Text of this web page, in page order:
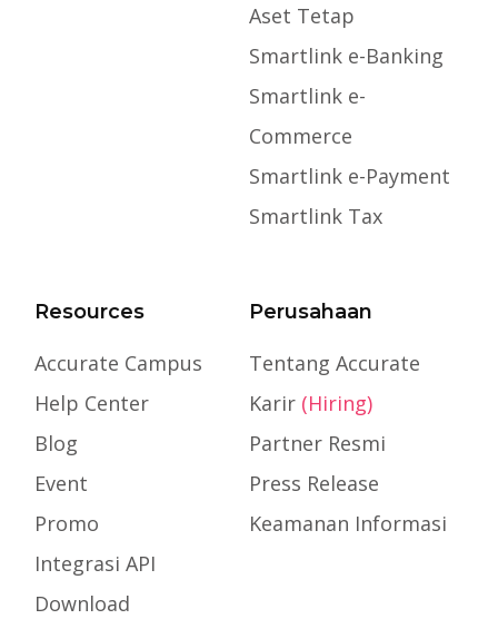
Aset Tetap
Smartlink e-Banking
Smartlink e-
Commerce
Smartlink e-Payment
Smartlink Tax
Resources
Accurate Campus
Help Center
Blog
Event
Promo
Integrasi API
Download
Perusahaan
Tentang Accurate
Karir (Hiring)
Partner Resmi
Press Release
Keamanan Informasi